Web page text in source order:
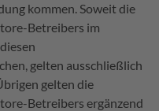
kommen. Soweit die
Betreibers im
gelten ausschließlich
gelten die
Betreibers ergänzend